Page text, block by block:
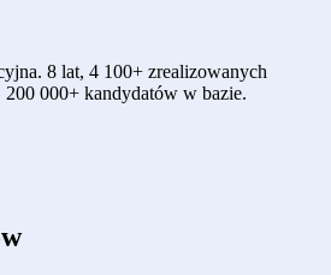
8 lat, 4 100+ zrealizowanych
000+ kandydatów w bazie.